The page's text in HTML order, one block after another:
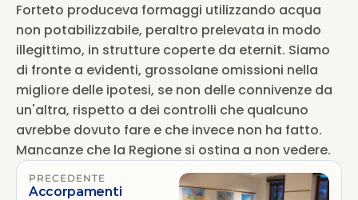
Forteto produceva formaggi utilizzando acqua
non potabilizzabile, peraltro prelevata in modo
illegittimo, in strutture coperte da eternit. Siamo
di fronte a evidenti, grossolane omissioni nella
migliore delle ipotesi, se non delle connivenze da
un'altra, rispetto a dei controlli che qualcuno
avrebbe dovuto fare e che invece non ha fatto.
Mancanze che la Regione si ostina a non vedere.
PRECEDENTE
Accorpamenti